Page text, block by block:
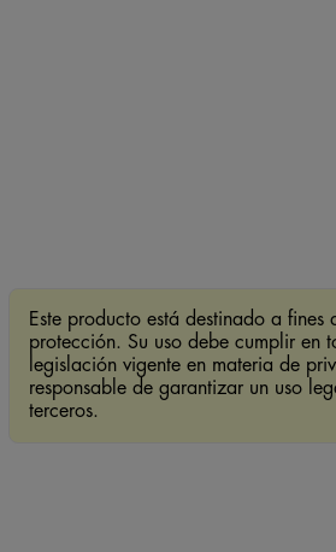
Este producto está destinado a fines
protección. Su uso debe cumplir en
legislación vigente en materia de
responsable de garantizar un uso